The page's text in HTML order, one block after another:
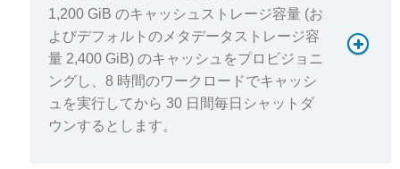
1,200 GiB のキャッシュストレージ容量 (お
よびデフォルトのメタデータストレージ容
量 2,400 GiB) のキャッシュをプロビジョニ
ングし、8 時間のワークロードでキャッシ
ュを実行してから 30 日間毎日シャットダ
ウンするとします。